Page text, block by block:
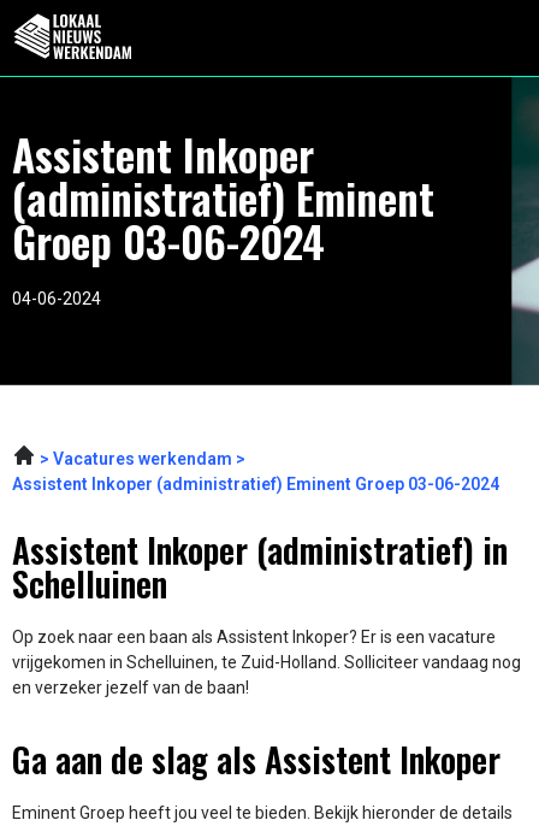
Assistent Inkoper
(administratief) Eminent
Groep 03-06-2024
04-06-2024
Vacatures werkendam
Assistent Inkoper (administratief) Eminent Groep 03-06-2024
Assistent Inkoper (administratief) in
Schelluinen
Op zoek naar een baan als Assistent Inkoper? Er is een vacature
vrijgekomen in Schelluinen, te Zuid-Holland. Solliciteer vandaag nog
en verzeker jezelf van de baan!
Ga aan de slag als Assistent Inkoper
Eminent Groep heeft jou veel te bieden. Bekijk hieronder de details